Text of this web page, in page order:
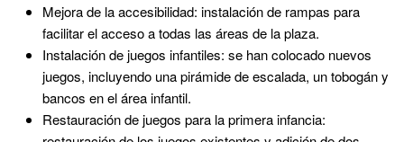
Mejora de la accesibilidad: instalación de rampas para
facilitar el acceso a todas las áreas de la plaza.
Instalación de juegos infantiles: se han colocado nuevos
juegos, incluyendo una pirámide de escalada, un tobogán y
bancos en el área infantil.
Restauración de juegos para la primera infancia: